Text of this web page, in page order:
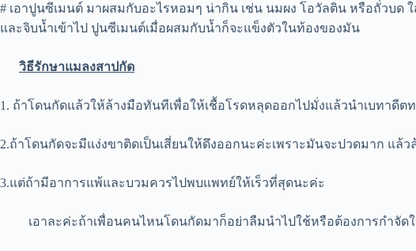
# เอาปูนซีเมนต์ มาผสมกับอะไรหอมๆ น่ากิน เช่น นมผง โอวัลติน หรือถั่วบด
และจิบน้ำเข้าไป ปูนซีเมนต์เมื่อผสมกับน้ำก็จะแข็งตัวในท้องของมัน
วิธีรักษาแมลงสาปกัด
1. ถ้าโดนกัดแล้วให้ล้างมือทันทีเพื่อให้เชื้อโรดหลุดออกไปมั่งแล้วนำเบทาดีต
2.ถ้าโดนกัดจะมีแง่งขาติดเป็นเสี่ยนให้ดึงออกนะค่ะเพราะมันจะปวดมาก แ
3.แต่ถ้ามีอาการแพ้และบวมควรไปพบแพทย์ให้เร็วที่สุดนะค่ะ
เอาละค่ะถ้าเพื่อนคนไหนโดนกัดมาก็อย่าลืมนำไปใช้หรือต้องการกำจัด